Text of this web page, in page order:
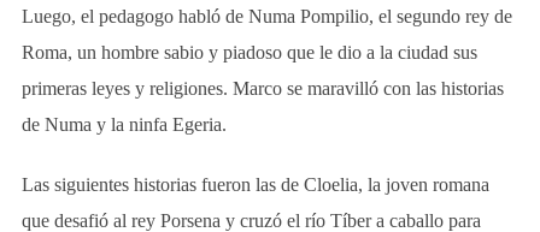
Luego, el pedagogo habló de Numa Pompilio, el segundo rey de
Roma, un hombre sabio y piadoso que le dio a la ciudad sus
primeras leyes y religiones. Marco se maravilló con las historias
de Numa y la ninfa Egeria.
Las siguientes historias fueron las de Cloelia, la joven romana
que desafió al rey Porsena y cruzó el río Tíber a caballo para